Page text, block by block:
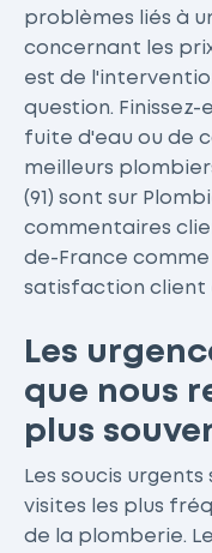
problèmes liés à
concernant les
est de
question.
fuite d'eau ou de
meilleurs
(91) sont sur
commentaires
de-France
satisfaction client
Les
que nous
plus
Les soucis
visites les plus
de la plomberie.